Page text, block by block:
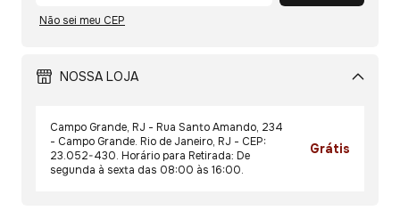
Não sei meu CEP
NOSSA LOJA
Campo Grande, RJ - Rua Santo Amando, 234
- Campo Grande. Rio de Janeiro, RJ - CEP:
23.052-430. Horário para Retirada: De
segunda à sexta das 08:00 às 16:00.
Grátis